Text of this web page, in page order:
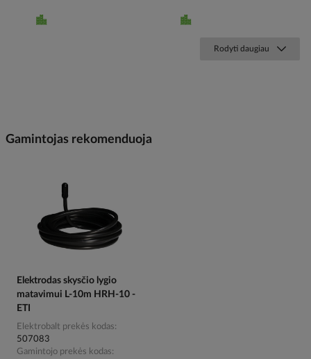
Rodyti daugiau
Gamintojas rekomenduoja
Elektrodas skysčio lygio
matavimui L-10m HRH-10 -
ETI
Elektrobalt prekės kodas
507083
Gamintojo prekės kodas